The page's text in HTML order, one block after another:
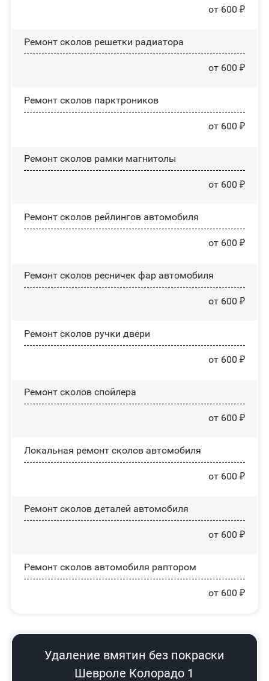
от 600 ₽
Ремонт сколов решетки радиатора
от 600 ₽
Ремонт сколов парктроников
от 600 ₽
Ремонт сколов рамки магнитолы
от 600 ₽
Ремонт сколов рейлингов автомобиля
от 600 ₽
Ремонт сколов ресничек фар автомобиля
от 600 ₽
Ремонт сколов ручки двери
от 600 ₽
Ремонт сколов спойлера
от 600 ₽
Локальная ремонт сколов автомобиля
от 600 ₽
Ремонт сколов деталей автомобиля
от 600 ₽
Ремонт сколов автомобиля раптором
от 600 ₽
Удаление вмятин без покраски
Шевроле Колорадо 1